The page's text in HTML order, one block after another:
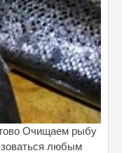
Очищаем рыбу
любым